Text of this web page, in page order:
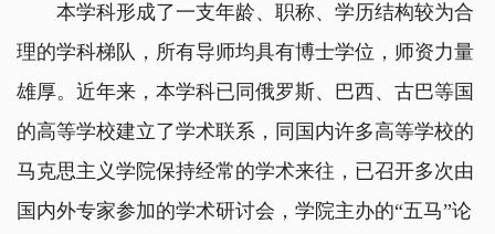
本学科形成了一支年龄、职称、学历结构较为合
理的学科梯队，所有导师均具有博士学位，师资力量
雄厚。近年来，本学科已同俄罗斯、巴西、古巴等国
的高等学校建立了学术联系，同国内许多高等学校的
马克思主义学院保持经常的学术来往，已召开多次由
国内外专家参加的学术研讨会，学院主办的“五马”论